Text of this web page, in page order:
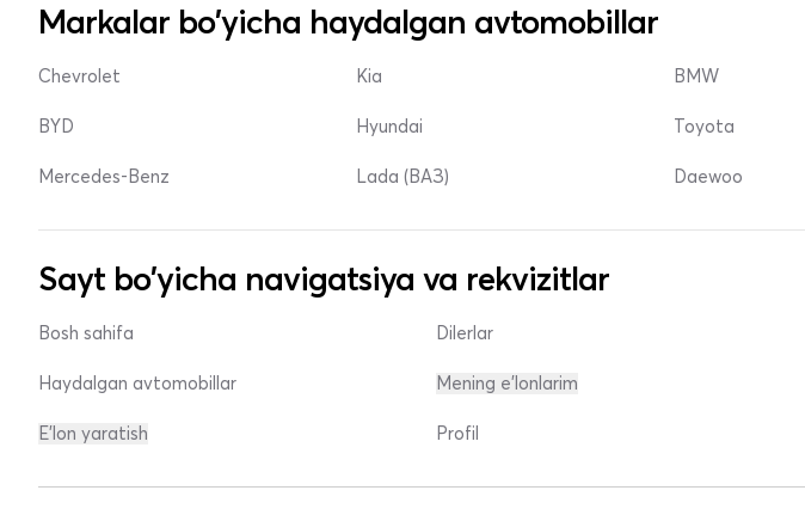
Markalar bo'yicha haydalgan avtomobillar
Chevrolet
BYD
Mercedes-Benz
Kia
Hyundai
Lada (ВАЗ)
BMW
Toyota
Daewoo
Sayt bo'yicha navigatsiya va rekvizitlar
Bosh sahifa
Haydalgan avtomobillar
E'lon yaratish
Dilerlar
Mening e'lonlarim
Profil